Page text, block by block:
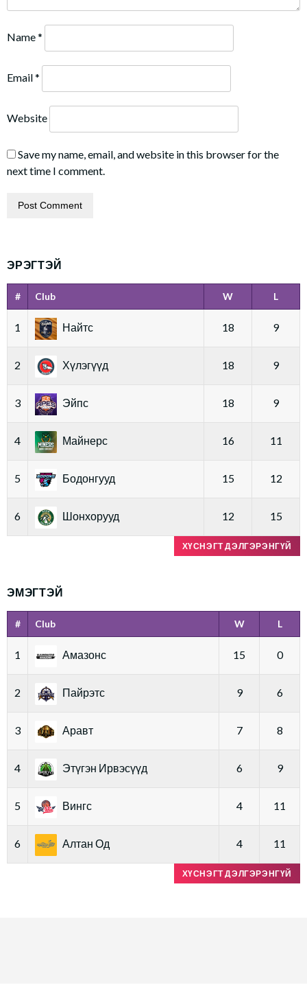
Name*
Email*
Website
Save my name, email, and website in this browser for the
next time I comment.
ЭРЭГТЭЙ
# Club W L
1 Найтс 18 9
2 Хүлэгүүд 18 9
3 Эйпс 18 9
4 Майнерс 16 11
5 Бодонгууд 15 12
6 Шонхорууд 12 15
ХҮСНЭГТ ДЭЛГЭРЭНГҮЙ
ЭМЭГТЭЙ
# Club W L
1 Амазонс 15 0
2 Пайрэтс 9 6
3 Аравт 7 8
4 Этүгэн Ирвэсүүд 6 9
5 Вингс 4 11
6 Алтан Од 4 11
ХҮСНЭГТ ДЭЛГЭРЭНГҮЙ